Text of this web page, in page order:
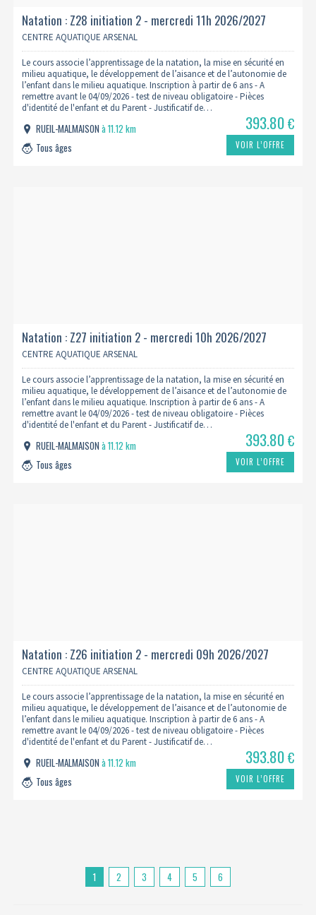
Natation : Z28 initiation 2 - mercredi 11h 2026/2027
CENTRE AQUATIQUE ARSENAL
Le cours associe l’apprentissage de la natation, la mise en sécurité en
milieu aquatique, le développement de l’aisance et de l’autonomie de
l’enfant dans le milieu aquatique. Inscription à partir de 6 ans - A
remettre avant le 04/09/2026 - test de niveau obligatoire - Pièces
d'identité de l'enfant et du Parent - Justificatif de…
RUEIL-MALMAISONà 11.12 km
Tous âges
393.80€
VOIR L’OFFRE
Natation : Z27 initiation 2 - mercredi 10h 2026/2027
CENTRE AQUATIQUE ARSENAL
Le cours associe l’apprentissage de la natation, la mise en sécurité en
milieu aquatique, le développement de l’aisance et de l’autonomie de
l’enfant dans le milieu aquatique. Inscription à partir de 6 ans - A
remettre avant le 04/09/2026 - test de niveau obligatoire - Pièces
d'identité de l'enfant et du Parent - Justificatif de…
RUEIL-MALMAISONà 11.12 km
Tous âges
393.80€
VOIR L’OFFRE
Natation : Z26 initiation 2 - mercredi 09h 2026/2027
CENTRE AQUATIQUE ARSENAL
Le cours associe l’apprentissage de la natation, la mise en sécurité en
milieu aquatique, le développement de l’aisance et de l’autonomie de
l’enfant dans le milieu aquatique. Inscription à partir de 6 ans - A
remettre avant le 04/09/2026 - test de niveau obligatoire - Pièces
d'identité de l'enfant et du Parent - Justificatif de…
RUEIL-MALMAISONà 11.12 km
Tous âges
393.80€
VOIR L’OFFRE
1 2 3 4 5 6